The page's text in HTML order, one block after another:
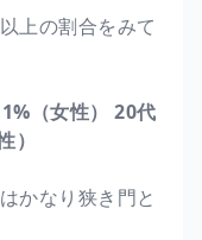
上の割合をみて
（女性）
20代
）
かなり狭き門と